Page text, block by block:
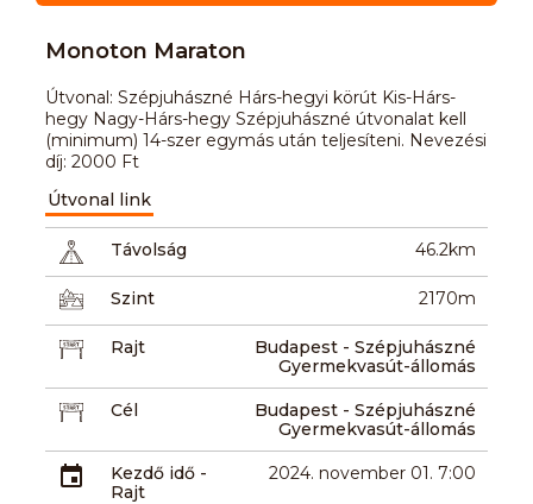
Monoton Maraton
Útvonal: Szépjuhászné Hárs-hegyi körút Kis-Hárs-
hegy Nagy-Hárs-hegy Szépjuhászné útvonalat kell
(minimum) 14-szer egymás után teljesíteni. Nevezési
díj: 2000 Ft
Útvonal link
Távolság 46.2km
Szint 2170m
Rajt
Budapest - Szépjuhászné
Gyermekvasút-állomás
Cél
Budapest - Szépjuhászné
Gyermekvasút-állomás
Kezdő idő -
Rajt
2024. november 01. 7:00